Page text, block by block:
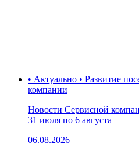
• Актуально • Развитие
компании
Новости Сервисной
31 июля по 6 августа
06.08.2026